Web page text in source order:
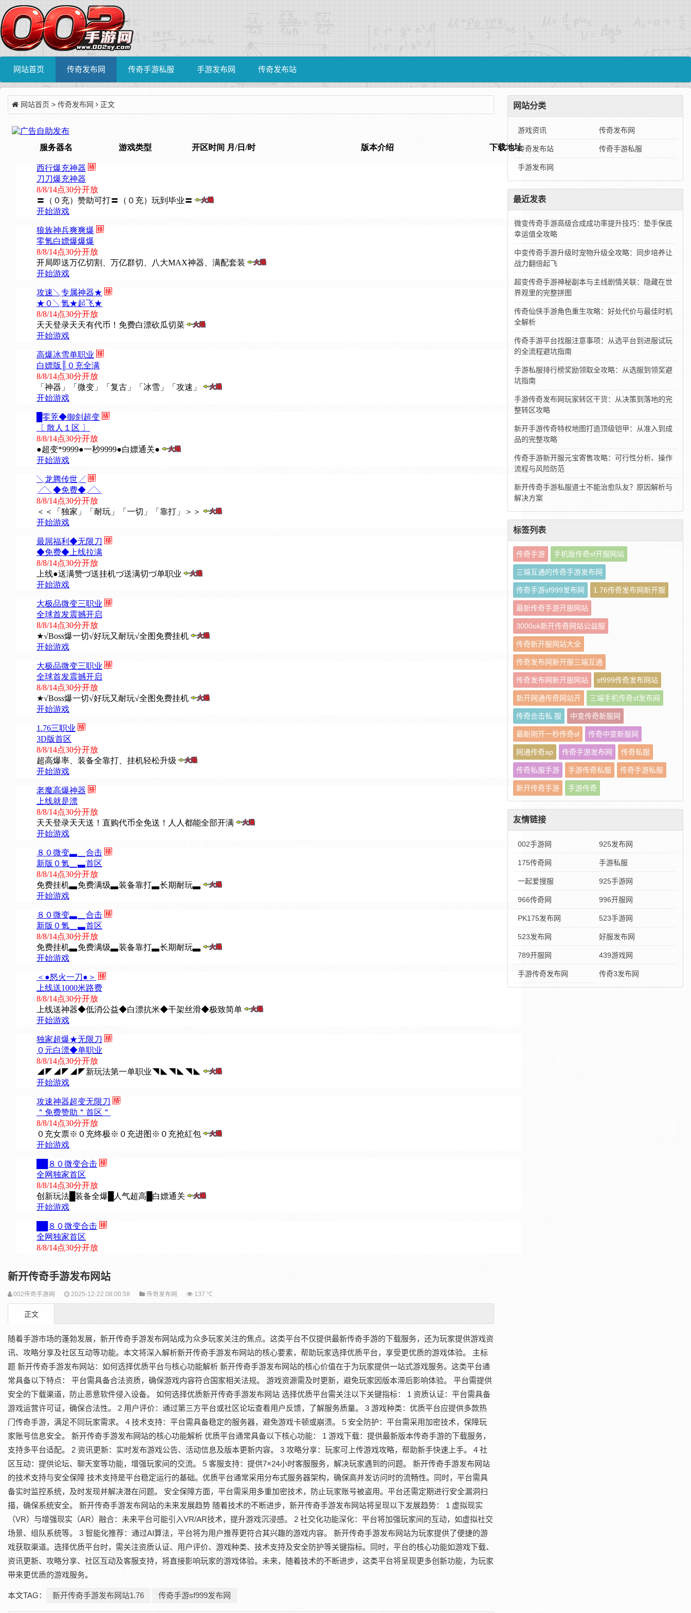
网站首页 传奇发布网 传奇手游私服 手游发布网 传奇发布站
网站首页 > 传奇发布网 正文
新开传奇手游发布网站
002传奇手游网 2025-12-22 08:00:58 传奇发布网 137 ℃
正文
随着手游市场的蓬勃发展，新开传奇手游发布网站成为众多玩家关注的焦点。这类平台不仅提供最新传奇手游的下载服务，还为玩家提供游戏资
讯、攻略分享及社区互动等功能。本文将深入解析新开传奇手游发布网站的核心要素，帮助玩家选择优质平台，享受更优质的游戏体验。 主标
题 新开传奇手游发布网站：如何选择优质平台与核心功能解析 新开传奇手游发布网站的核心价值在于为玩家提供一站式游戏服务。这类平台通
常具备以下特点： 平台需具备合法资质，确保游戏内容符合国家相关法规。 游戏资源需及时更新，避免玩家因版本滞后影响体验。 平台需提供
安全的下载渠道，防止恶意软件侵入设备。 如何选择优质新开传奇手游发布网站 选择优质平台需关注以下关键指标： 1 资质认证：平台需具备
游戏运营许可证，确保合法性。 2 用户评价：通过第三方平台或社区论坛查看用户反馈，了解服务质量。 3 游戏种类：优质平台应提供多款热
门传奇手游，满足不同玩家需求。 4 技术支持：平台需具备稳定的服务器，避免游戏卡顿或崩溃。 5 安全防护：平台需采用加密技术，保障玩
家账号信息安全。 新开传奇手游发布网站的核心功能解析 优质平台通常具备以下核心功能： 1 游戏下载：提供最新版本传奇手游的下载服务，
支持多平台适配。 2 资讯更新：实时发布游戏公告、活动信息及版本更新内容。 3 攻略分享：玩家可上传游戏攻略，帮助新手快速上手。 4 社
区互动：提供论坛、聊天室等功能，增强玩家间的交流。 5 客服支持：提供7×24小时客服服务，解决玩家遇到的问题。 新开传奇手游发布网站
的技术支持与安全保障 技术支持是平台稳定运行的基础。优质平台通常采用分布式服务器架构，确保高并发访问时的流畅性。同时，平台需具
备实时监控系统，及时发现并解决潜在问题。 安全保障方面，平台需采用多重加密技术，防止玩家账号被盗用。平台还需定期进行安全漏洞扫
描，确保系统安全。 新开传奇手游发布网站的未来发展趋势 随着技术的不断进步，新开传奇手游发布网站将呈现以下发展趋势： 1 虚拟现实
（VR）与增强现实（AR）融合：未来平台可能引入VR/AR技术，提升游戏沉浸感。 2 社交化功能深化：平台将加强玩家间的互动，如虚拟社交
场景、组队系统等。 3 智能化推荐：通过AI算法，平台将为用户推荐更符合其兴趣的游戏内容。 新开传奇手游发布网站为玩家提供了便捷的游
戏获取渠道。选择优质平台时，需关注资质认证、用户评价、游戏种类、技术支持及安全防护等关键指标。同时，平台的核心功能如游戏下载、
资讯更新、攻略分享、社区互动及客服支持，将直接影响玩家的游戏体验。未来，随着技术的不断进步，这类平台将呈现更多创新功能，为玩家
带来更优质的游戏服务。
本文TAG： 新开传奇手游发布网站1.76 传奇手游sf999发布网
网站分类
游戏资讯 传奇发布网
传奇发布站 传奇手游私服
手游发布网
最近发表
微变传奇手游高级合成成功率提升技巧：垫手保底
幸运值全攻略
中变传奇手游升级时宠物升级全攻略：同步培养让
战力翻倍起飞
超变传奇手游神秘副本与主线剧情关联：隐藏在世
界观里的完整拼图
传奇仙侠手游角色重生攻略：好处代价与最佳时机
全解析
传奇手游平台找服注意事项：从选平台到进服试玩
的全流程避坑指南
手游私服排行榜奖励领取全攻略：从选服到领奖避
坑指南
手游传奇发布网玩家转区干货：从决策到落地的完
整转区攻略
新开手游传奇特权地图打造顶级铠甲：从准入到成
品的完整攻略
传奇手游新开服元宝寄售攻略：可行性分析、操作
流程与风险防范
新开传奇手游私服道士不能治愈队友？原因解析与
解决方案
标签列表
传奇手游 手机版传奇sf开服网站
三端互通的传奇手游发布网
传奇手游sf999发布网 1.76传奇发布网新开服
最新传奇手游开服网站
3000ok新开传奇网站公益服
传奇新开服网站大全
传奇发布网新开服三端互通
传奇发布网新开服网站 sf999传奇发布网站
新开网通传奇网站开 三端手机传奇sf发布网
传奇合击私 服 中变传奇新服网
最新刚开一秒传奇sf 传奇中变新服网
网通传奇ap 传奇手游发布网 传奇私服
传奇私服手游 手游传奇私服 传奇手游私服
新开传奇手游 手游传奇
友情链接
002手游网 925发布网
175传奇网 手游私服
一起爱搜服 925手游网
966传奇网 996开服网
PK175发布网 523手游网
523发布网 好服发布网
789开服网 439游戏网
手游传奇发布网 传奇3发布网